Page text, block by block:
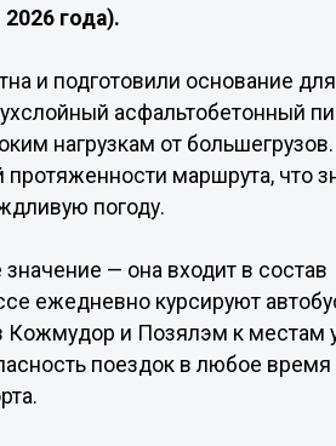
года).
и подготовили основание для
асфальтобетонный
нагрузкам от
маршрута, что
погоду.
— она входит в состав
ежедневно курсируют
Кожмудор и Позялэм к местам
поездок в любое время